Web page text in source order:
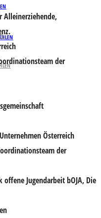
der
Österreich
der
Jugendarbeit bOJA, Die